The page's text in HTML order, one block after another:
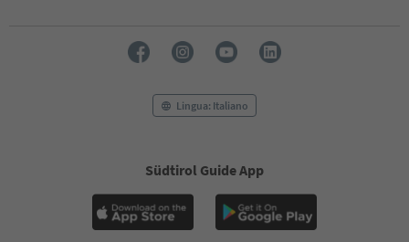
Lingua: Italiano
Südtirol Guide App